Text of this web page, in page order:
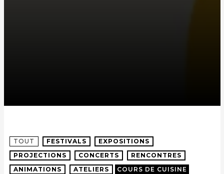
TOUT FESTIVALS
EXPOSITIONS
PROJECTIONS
CONCERTS
RENCONTRES
ANIMATIONS
ATELIERS COURS DE CUISINE